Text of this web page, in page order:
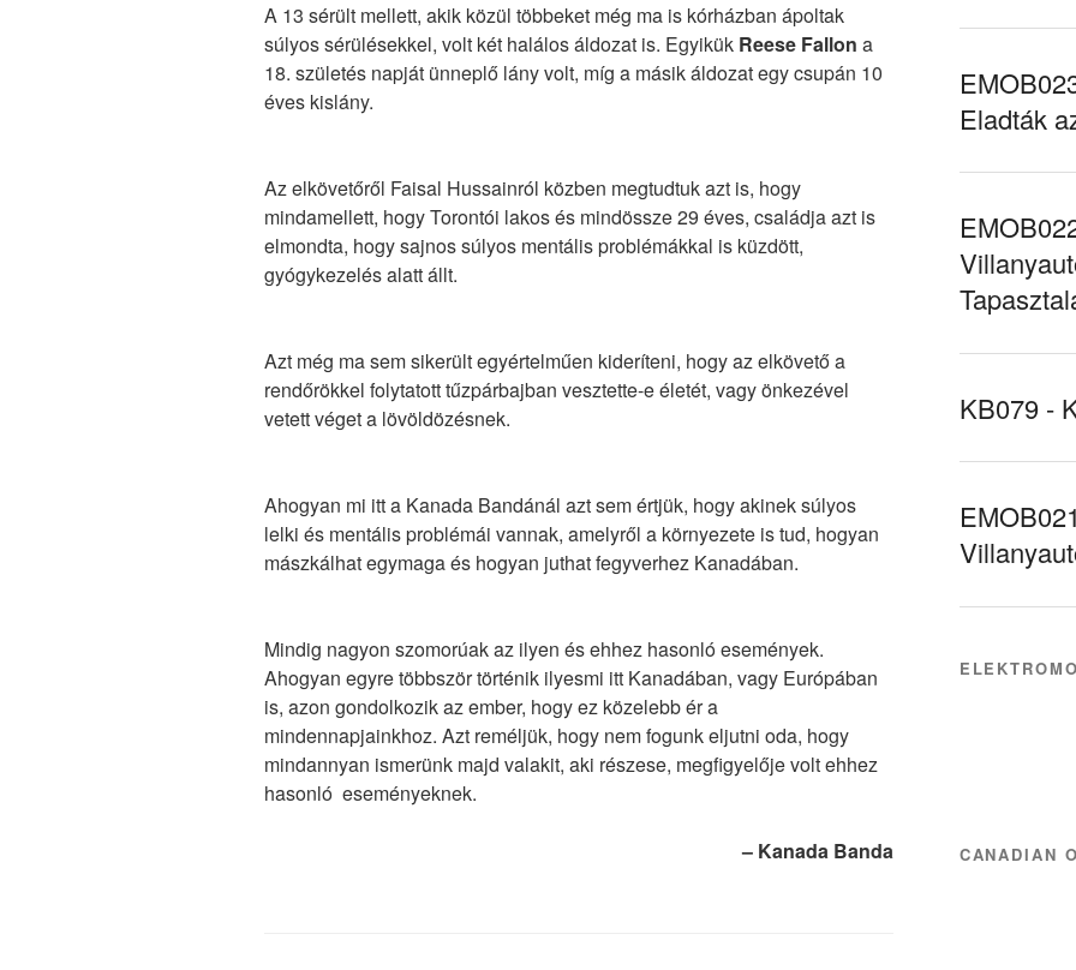
A 13 sérült mellett, akik közül többeket még ma is kórházban ápoltak
súlyos sérülésekkel, volt két halálos áldozat is. Egyikük Reese Fallon a
18. születés napját ünneplő lány volt, míg a másik áldozat egy csupán 10
éves kislány.
Az elkövetőről Faisal Hussainról közben megtudtuk azt is, hogy
mindamellett, hogy Torontói lakos és mindössze 29 éves, családja azt is
elmondta, hogy sajnos súlyos mentális problémákkal is küzdött,
gyógykezelés alatt állt.
Azt még ma sem sikerült egyértelműen kideríteni, hogy az elkövető a
rendőrökkel folytatott tűzpárbajban vesztette-e életét, vagy önkezével
vetett véget a lövöldözésnek.
Ahogyan mi itt a Kanada Bandánál azt sem értjük, hogy akinek súlyos
lelki és mentális problémái vannak, amelyről a környezete is tud, hogyan
mászkálhat egymaga és hogyan juthat fegyverhez Kanadában.
Mindig nagyon szomorúak az ilyen és ehhez hasonló események.
Ahogyan egyre többször történik ilyesmi itt Kanadában, vagy Európában
is, azon gondolkozik az ember, hogy ez közelebb ér a
mindennapjainkhoz. Azt reméljük, hogy nem fogunk eljutni oda, hogy
mindannyan ismerünk majd valakit, aki részese, megfigyelője volt ehhez
hasonló eseményeknek.
– Kanada Banda
Eladták
KB079 -
CANADIAN